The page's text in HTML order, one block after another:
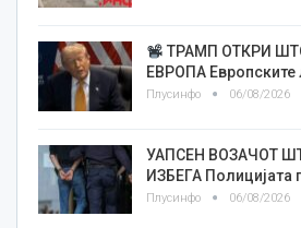
ТРАМП ОТКРИ
ЕВРОПА Европските
Плусинфо 06/08/2026
УАПСЕН ВОЗАЧОТ
ИЗБЕГА Полицијата
Плусинфо 06/08/2026